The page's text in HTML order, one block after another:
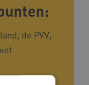
de PVV,
zorg en